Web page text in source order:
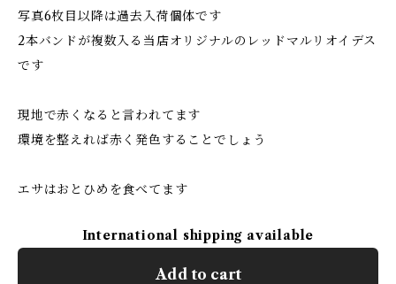
写真6枚目以降は過去入荷個体です
2本バンドが複数入る当店オリジナルのレッドマルリオイデス
です
現地で赤くなると言われてます
環境を整えれば赤く発色することでしょう
エサはおとひめを食べてます
International shipping available
Add to cart